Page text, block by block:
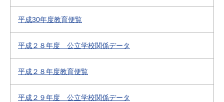
平成30年度教育便覧
平成２８年度 公立学校関係データ
平成２８年度教育便覧
平成２９年度 公立学校関係データ